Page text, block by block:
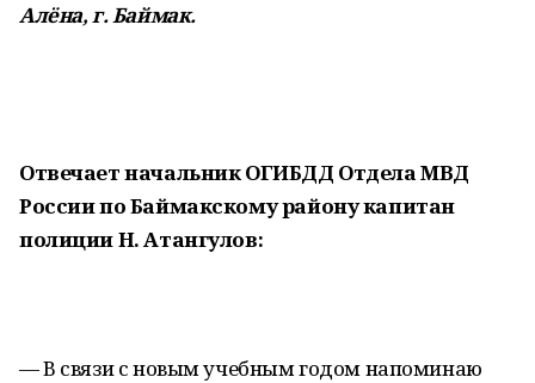
Алёна, г. Баймак.
Отвечает начальник ОГИБДД Отдела МВД
России по Баймакскому району капитан
полиции Н. Атангулов:
— В связи с новым учебным годом напоминаю